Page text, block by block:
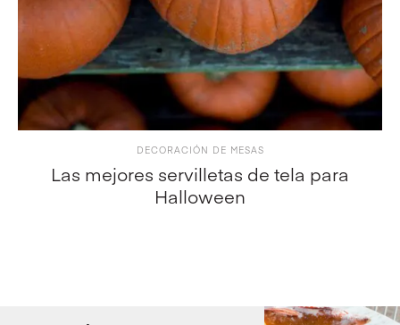
DECORACIÓN DE MESAS
Las mejores servilletas de tela para
Halloween